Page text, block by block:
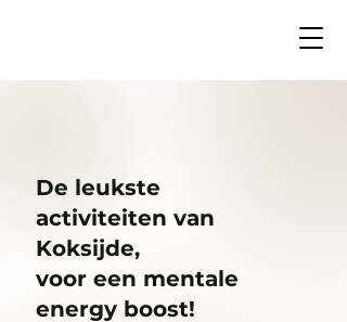
De leukste
activiteiten van
Koksijde,
voor een mentale
energy boost!